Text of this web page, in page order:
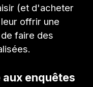
(et d'acheter
offrir une
faire des
enquêtes